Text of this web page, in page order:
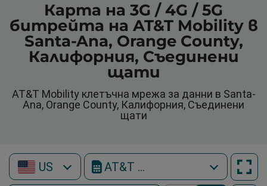
Карта на 3G / 4G / 5G
битрейта на AT&T Mobility в
Santa-Ana, Orange County,
Калифорния, Съединени
щати
AT&T Mobility клетъчна мрежа за данни в Santa-
Ana, Orange County, Калифорния, Съединени
щати
US AT&T Mobility